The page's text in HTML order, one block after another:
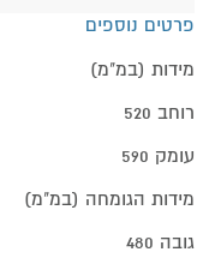
פרטים נוספים
מידות (במ"מ)
רוחב 520
עומק 590
מידות הגומחה (במ"מ)
גובה 480